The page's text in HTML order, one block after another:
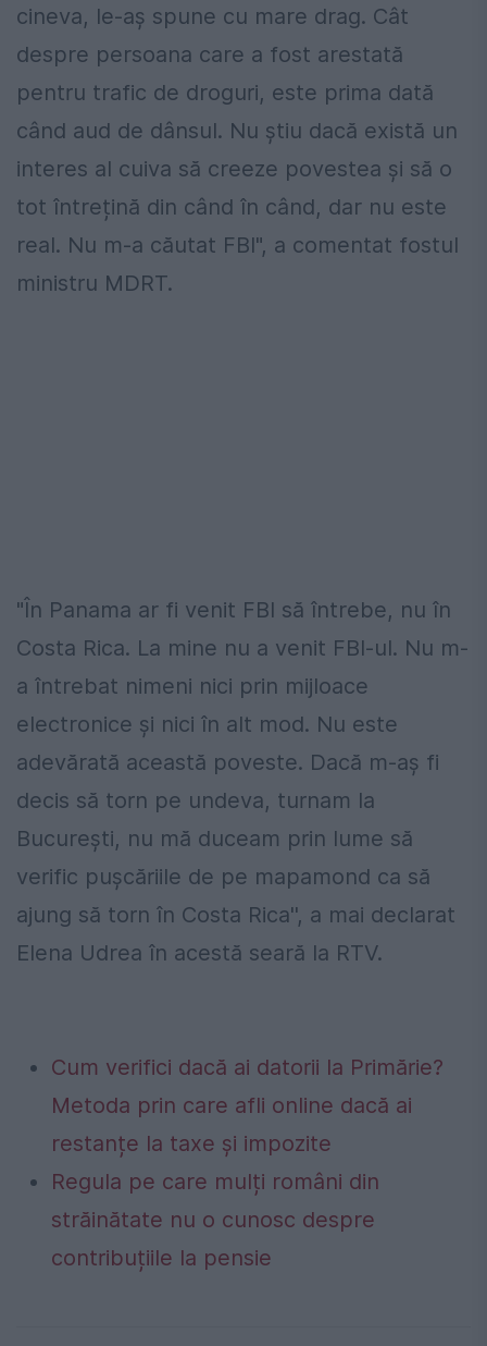
cineva, le-aș spune cu mare drag. Cât
despre persoana care a fost arestată
pentru trafic de droguri, este prima dată
când aud de dânsul. Nu știu dacă există un
interes al cuiva să creeze povestea și să o
tot întrețină din când în când, dar nu este
real. Nu m-a căutat FBI", a comentat fostul
ministru MDRT.
"În Panama ar fi venit FBI să întrebe, nu în
Costa Rica. La mine nu a venit FBI-ul. Nu m-
a întrebat nimeni nici prin mijloace
electronice și nici în alt mod. Nu este
adevărată această poveste. Dacă m-aș fi
decis să torn pe undeva, turnam la
București, nu mă duceam prin lume să
verific pușcăriile de pe mapamond ca să
ajung să torn în Costa Rica'', a mai declarat
Elena Udrea în acestă seară la RTV.
Cum verifici dacă ai datorii la Primărie?
Metoda prin care afli online dacă ai
restanțe la taxe și impozite
Regula pe care mulți români din
străinătate nu o cunosc despre
contribuțiile la pensie